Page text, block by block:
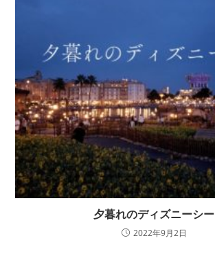
夕暮れのディズニーシー
2022年9月2日